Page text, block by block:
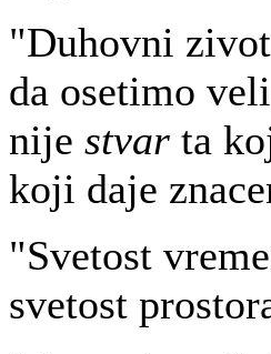
"Duhovni zivot
da osetimo
nije stvar ta
koji daje
"Svetost
svetost